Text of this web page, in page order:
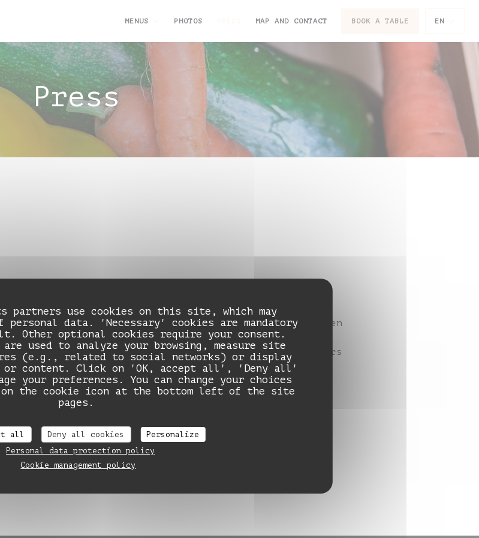
partners use cookies on this site, which may
data. 'Necessary' cookies are mandatory
Other optional cookies require your consent.
used to analyze your browsing, measure site
(e.g., related to social networks) or display
or content. Click on 'OK, accept all', 'Deny all'
your preferences. You can change your choices
the cookie icon at the bottom left of the site
pages.
all Deny all cookies
Personalize
Personal data protection policy
Cookie management policy
MENUS PHOTOS MAP AND CONTACT BOOK A TABLE EN
Press
adresse de quartier à Paris qui nous prouve que le bien
cher est possible. Dame Nation est un restaurant
nous propose une cuisine de saison savoureuse à travers
évolue selon les inspirations avec pour fil rouge la
et le réconfort.
DAME NATION LE RESTO